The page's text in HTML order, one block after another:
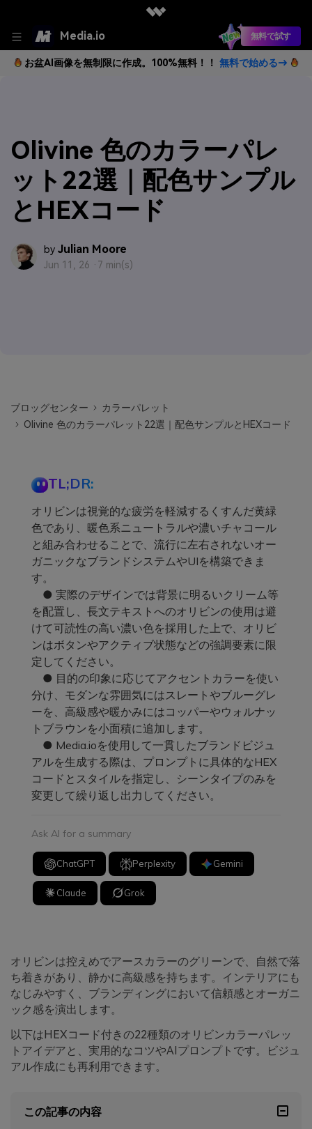
Media.io 無料で試す
お盆AI画像を無制限に作成。100%無料！！ 無料で始める→
Olivine 色のカラーパレ
ット22選｜配色サンプル
とHEXコード
by Julian Moore
Jun 11, 26 · 7 min(s)
ブロッグセンター
カラーパレット
Olivine 色のカラーパレット22選｜配色サンプルとHEXコード
TL;DR:
オリビンは視覚的な疲労を軽減するくすんだ黄緑
色であり、暖色系ニュートラルや濃いチャコール
と組み合わせることで、流行に左右されないオー
ガニックなブランドシステムやUIを構築できま
す。
● 実際のデザインでは背景に明るいクリーム等
を配置し、長文テキストへのオリビンの使用は避
けて可読性の高い濃い色を採用した上で、オリビ
ンはボタンやアクティブ状態などの強調要素に限
定してください。
● 目的の印象に応じてアクセントカラーを使い
分け、モダンな雰囲気にはスレートやブルーグレ
ーを、高級感や暖かみにはコッパーやウォルナッ
トブラウンを小面積に追加します。
● Media.ioを使用して一貫したブランドビジュ
アルを生成する際は、プロンプトに具体的なHEX
コードとスタイルを指定し、シーンタイプのみを
変更して繰り返し出力してください。
Ask AI for a summary
ChatGPT Perplexity Gemini
Claude Grok
オリビンは控えめでアースカラーのグリーンで、自然で落
ち着きがあり、静かに高級感を持ちます。インテリアにも
なじみやすく、ブランディングにおいて信頼感とオーガニ
ック感を演出します。
以下はHEXコード付きの22種類のオリビンカラーパレッ
トアイデアと、実用的なコツやAIプロンプトです。ビジュ
アル作成にも再利用できます。
この記事の内容